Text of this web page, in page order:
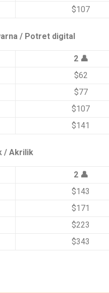
$107
/ Potret digital
2 👤
$62
$77
$107
$141
/ Akrilik
2 👤
$143
$171
$223
$343